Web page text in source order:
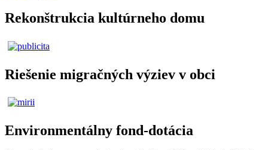
Rekonštrukcia kultúrneho domu
Riešenie migračných výziev v obci
Environmentálny fond-dotácia